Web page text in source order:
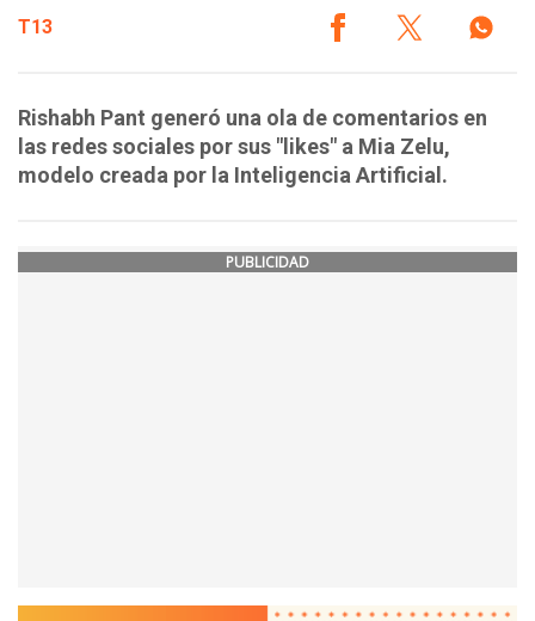
T13
Rishabh Pant generó una ola de comentarios en
las redes sociales por sus "likes" a Mia Zelu,
modelo creada por la Inteligencia Artificial.
PUBLICIDAD